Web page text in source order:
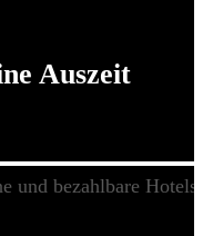
Auszeit